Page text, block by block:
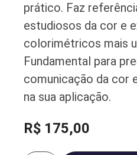
prático. Faz
estudiosos da cor e
colorimétricos mais
Fundamental para
comunicação da cor
na sua aplicação.
R$ 175,00